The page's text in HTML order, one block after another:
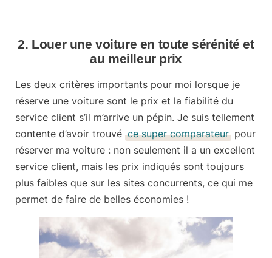
2. Louer une voiture en toute sérénité et
au meilleur prix
Les deux critères importants pour moi lorsque je
réserve une voiture sont le prix et la fiabilité du
service client s’il m’arrive un pépin. Je suis tellement
contente d’avoir trouvé ce super comparateur pour
réserver ma voiture : non seulement il a un excellent
service client, mais les prix indiqués sont toujours
plus faibles que sur les sites concurrents, ce qui me
permet de faire de belles économies !